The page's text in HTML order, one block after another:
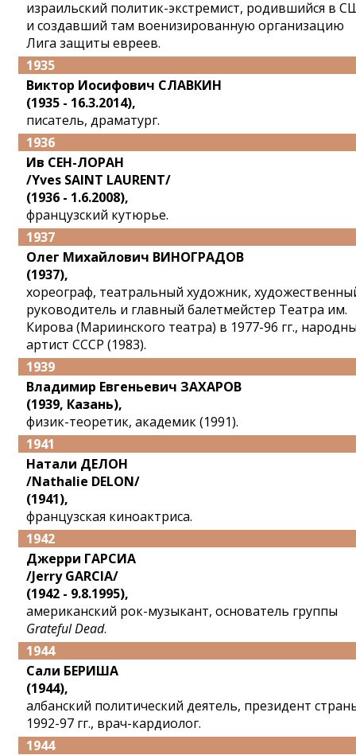
израильский политик-экстремист, родившийся в
и создавший там военизированную организацию
Лига защиты евреев.
1935
Виктор Иосифович СЛАВКИН
(1935 - 16.3.2014),
писатель, драматург.
1936
Ив СЕН-ЛОРАН
/Yves SAINT LAURENT/
(1936 - 1.6.2008),
французский кутюрье.
1937
Олег Михайлович ВИНОГРАДОВ
(1937),
хореограф, театральный художник,
руководитель и главный балетмейстер Театра им.
Кирова (Мариинского театра) в 1977-96 гг.,
артист СССР (1983).
1939
Владимир Евгеньевич ЗАХАРОВ
(1939, Казань),
физик-теоретик, академик (1991).
1941
Натали ДЕЛОН
/Nathalie DELON/
(1941),
французская киноактриса.
1942
Джерри ГАРСИА
/Jerry GARCIA/
(1942 - 9.8.1995),
американский рок-музыкант, основатель группы
Grateful Dead.
1944
Сали БЕРИША
(1944),
албанский политический деятель, президент
1992-97 гг., врач-кардиолог.
1944